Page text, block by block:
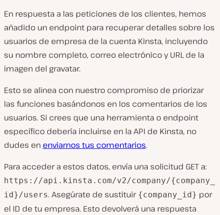
En respuesta a las peticiones de los clientes, hemos
añadido un endpoint para recuperar detalles sobre los
usuarios de empresa de la cuenta Kinsta, incluyendo
su nombre completo, correo electrónico y URL de la
imagen del gravatar.
Esto se alinea con nuestro compromiso de priorizar
las funciones basándonos en los comentarios de los
usuarios. Si crees que una herramienta o endpoint
específico debería incluirse en la API de Kinsta, no
dudes en enviarnos tus comentarios.
Para acceder a estos datos, envía una solicitud GET a:
https://api.kinsta.com/v2/company/{company_
id}/users. Asegúrate de sustituir {company_id} por
el ID de tu empresa. Esto devolverá una respuesta